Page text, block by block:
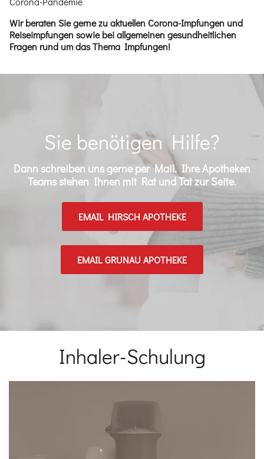
Wir beraten Sie gerne zu aktuellen Corona-Impfungen und
Reiseimpfungen sowie bei allgemeinen gesundheitlichen
Fragen rund um das Thema Impfungen!
Sie benötigen Hilfe?
Dann schreiben uns gerne per Mail. Ihre Apotheken
Teams stehen Ihnen mit Rat und Tat zur Seite.
EMAIL HIRSCH APOTHEKE
EMAIL GRUNAU APOTHEKE
Einleitung
Inhaler-Schulung